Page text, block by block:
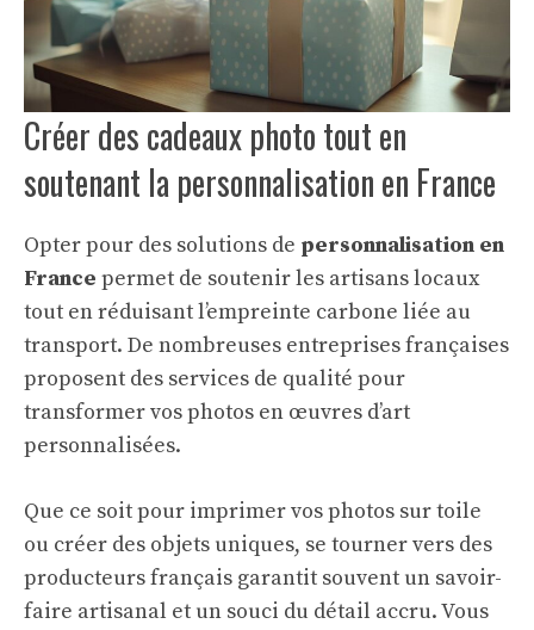
Créer des cadeaux photo tout en
soutenant la personnalisation en France
Opter pour des solutions de personnalisation en
France permet de soutenir les artisans locaux
tout en réduisant l’empreinte carbone liée au
transport. De nombreuses entreprises françaises
proposent des services de qualité pour
transformer vos photos en œuvres d’art
personnalisées.
Que ce soit pour imprimer vos photos sur toile
ou créer des objets uniques, se tourner vers des
producteurs français garantit souvent un savoir-
faire artisanal et un souci du détail accru. Vous